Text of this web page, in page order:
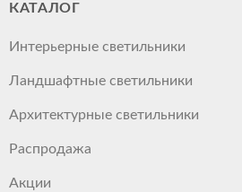
КАТАЛОГ
Интерьерные светильники
Ландшафтные светильники
Архитектурные светильники
Распродажа
Акции